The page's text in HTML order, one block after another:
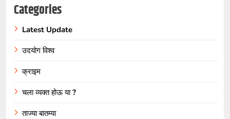
Categories
Latest Update
उदयोग विश्व
क्राइम
चला व्यक्त होऊ या ?
ताज्या बातम्या